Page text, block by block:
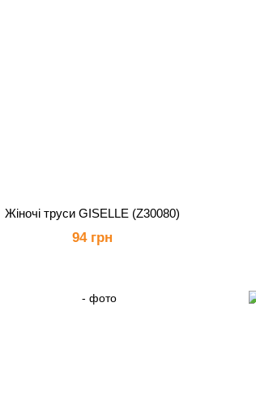
Жіночі труси GISELLE (Z30080)
94 грн